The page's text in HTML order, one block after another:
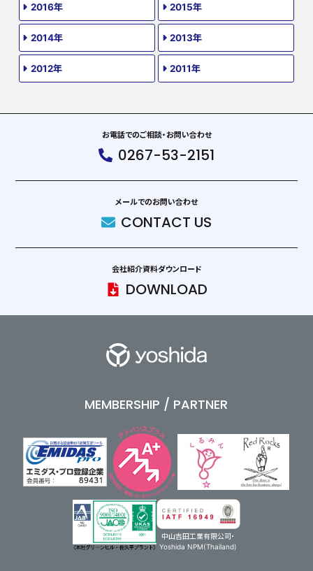
2016年 2015年
2014年 2013年
2012年 2011年
お電話でのご相談・お問い合わせ
0267-53-2151
メールでのお問い合わせ
CONTACT US
会社紹介資料ダウンロード
DOWNLOAD
MEMBERSHIP / PARTNER
中山吉田工業有限公司・
Yoshida NPM(Thailand)